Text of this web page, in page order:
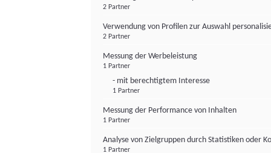
2 Partner
Verwendung von Profilen zur Auswahl
2 Partner
Messung der Werbeleistung
1 Partner
- mit berechtigtem Interesse
1 Partner
Messung der Performance von Inhalten
1 Partner
Analyse von Zielgruppen durch Statistiken oder
1 Partner